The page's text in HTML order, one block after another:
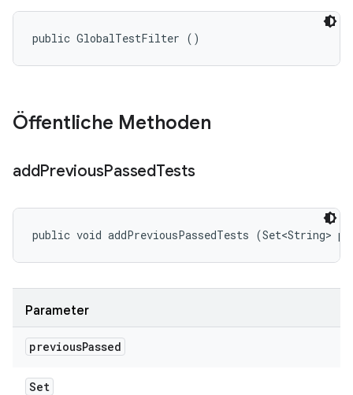
public GlobalTestFilter ()
Öffentliche Methoden
addPreviousPassedTests
public void addPreviousPassedTests (Set<String>
Parameter
previousPassed
Set